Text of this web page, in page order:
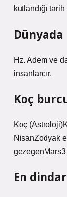
kutlandığı
Hz. Adem ve
insanlardır.
Koç
Koç
NisanZodyak
gezegenMars3
En